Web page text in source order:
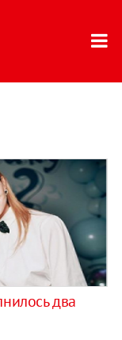
два